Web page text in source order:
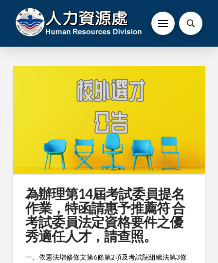
為辦理第14屆考試委員提名
作業，特函請惠予推薦符 合
考試委員法定資格要件之優
秀適任人才，請查照。
一、依憲法增修條文第6條第2項及考試院組織法第3條